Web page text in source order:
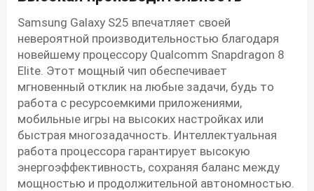
Samsung Galaxy S25 впечатляет своей
невероятной производительностью благодаря
новейшему процессору Qualcomm Snapdragon 8
Elite. Этот мощный чип обеспечивает
мгновенный отклик на любые задачи, будь то
работа с ресурсоемкими приложениями,
мобильные игры на высоких настройках или
быстрая многозадачность. Интеллектуальная
работа процессора гарантирует высокую
энергоэффективность, сохраняя баланс между
мощностью и продолжительной автономностью.